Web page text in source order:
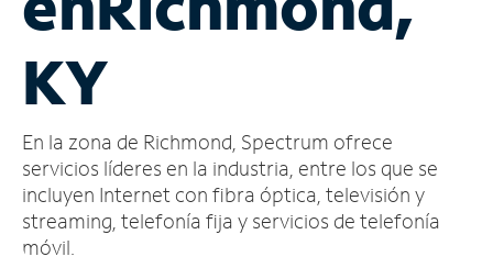
cuenta
Encuentra
tienda
KY
En la zona de Richmond, Spectrum ofrece
servicios líderes en la industria, entre los que se
incluyen Internet con fibra óptica, televisión y
streaming, telefonía fija y servicios de telefonía
móvil.